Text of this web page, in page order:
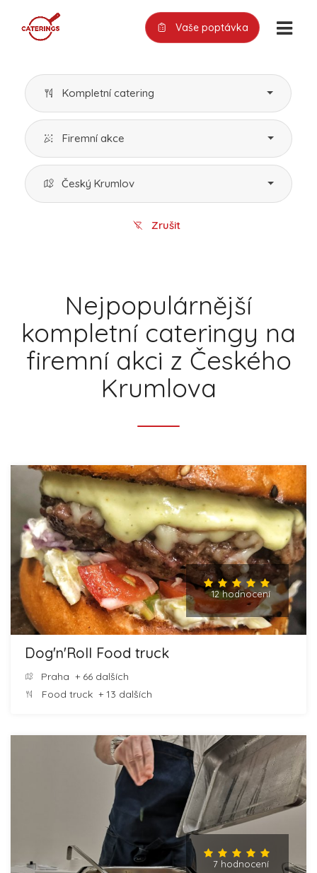
Vaše poptávka
Kompletní catering
Firemní akce
Český Krumlov
Zrušit
Nejpopulárnější
kompletní cateringy na
firemní akci z Českého
Krumlova
12 hodnocení
Dog'n'Roll Food truck
Praha + 66 dalších
Food truck + 13 dalších
7 hodnocení